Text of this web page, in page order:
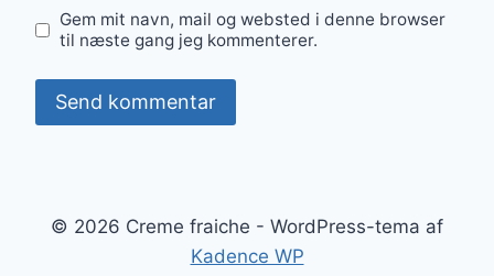
Gem mit navn, mail og websted i denne browser
til næste gang jeg kommenterer.
© 2026 Creme fraiche - WordPress-tema af
Kadence WP